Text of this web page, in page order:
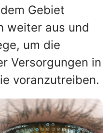
Gebiet
weiter aus und
um die
Versorgungen in
voranzutreiben.